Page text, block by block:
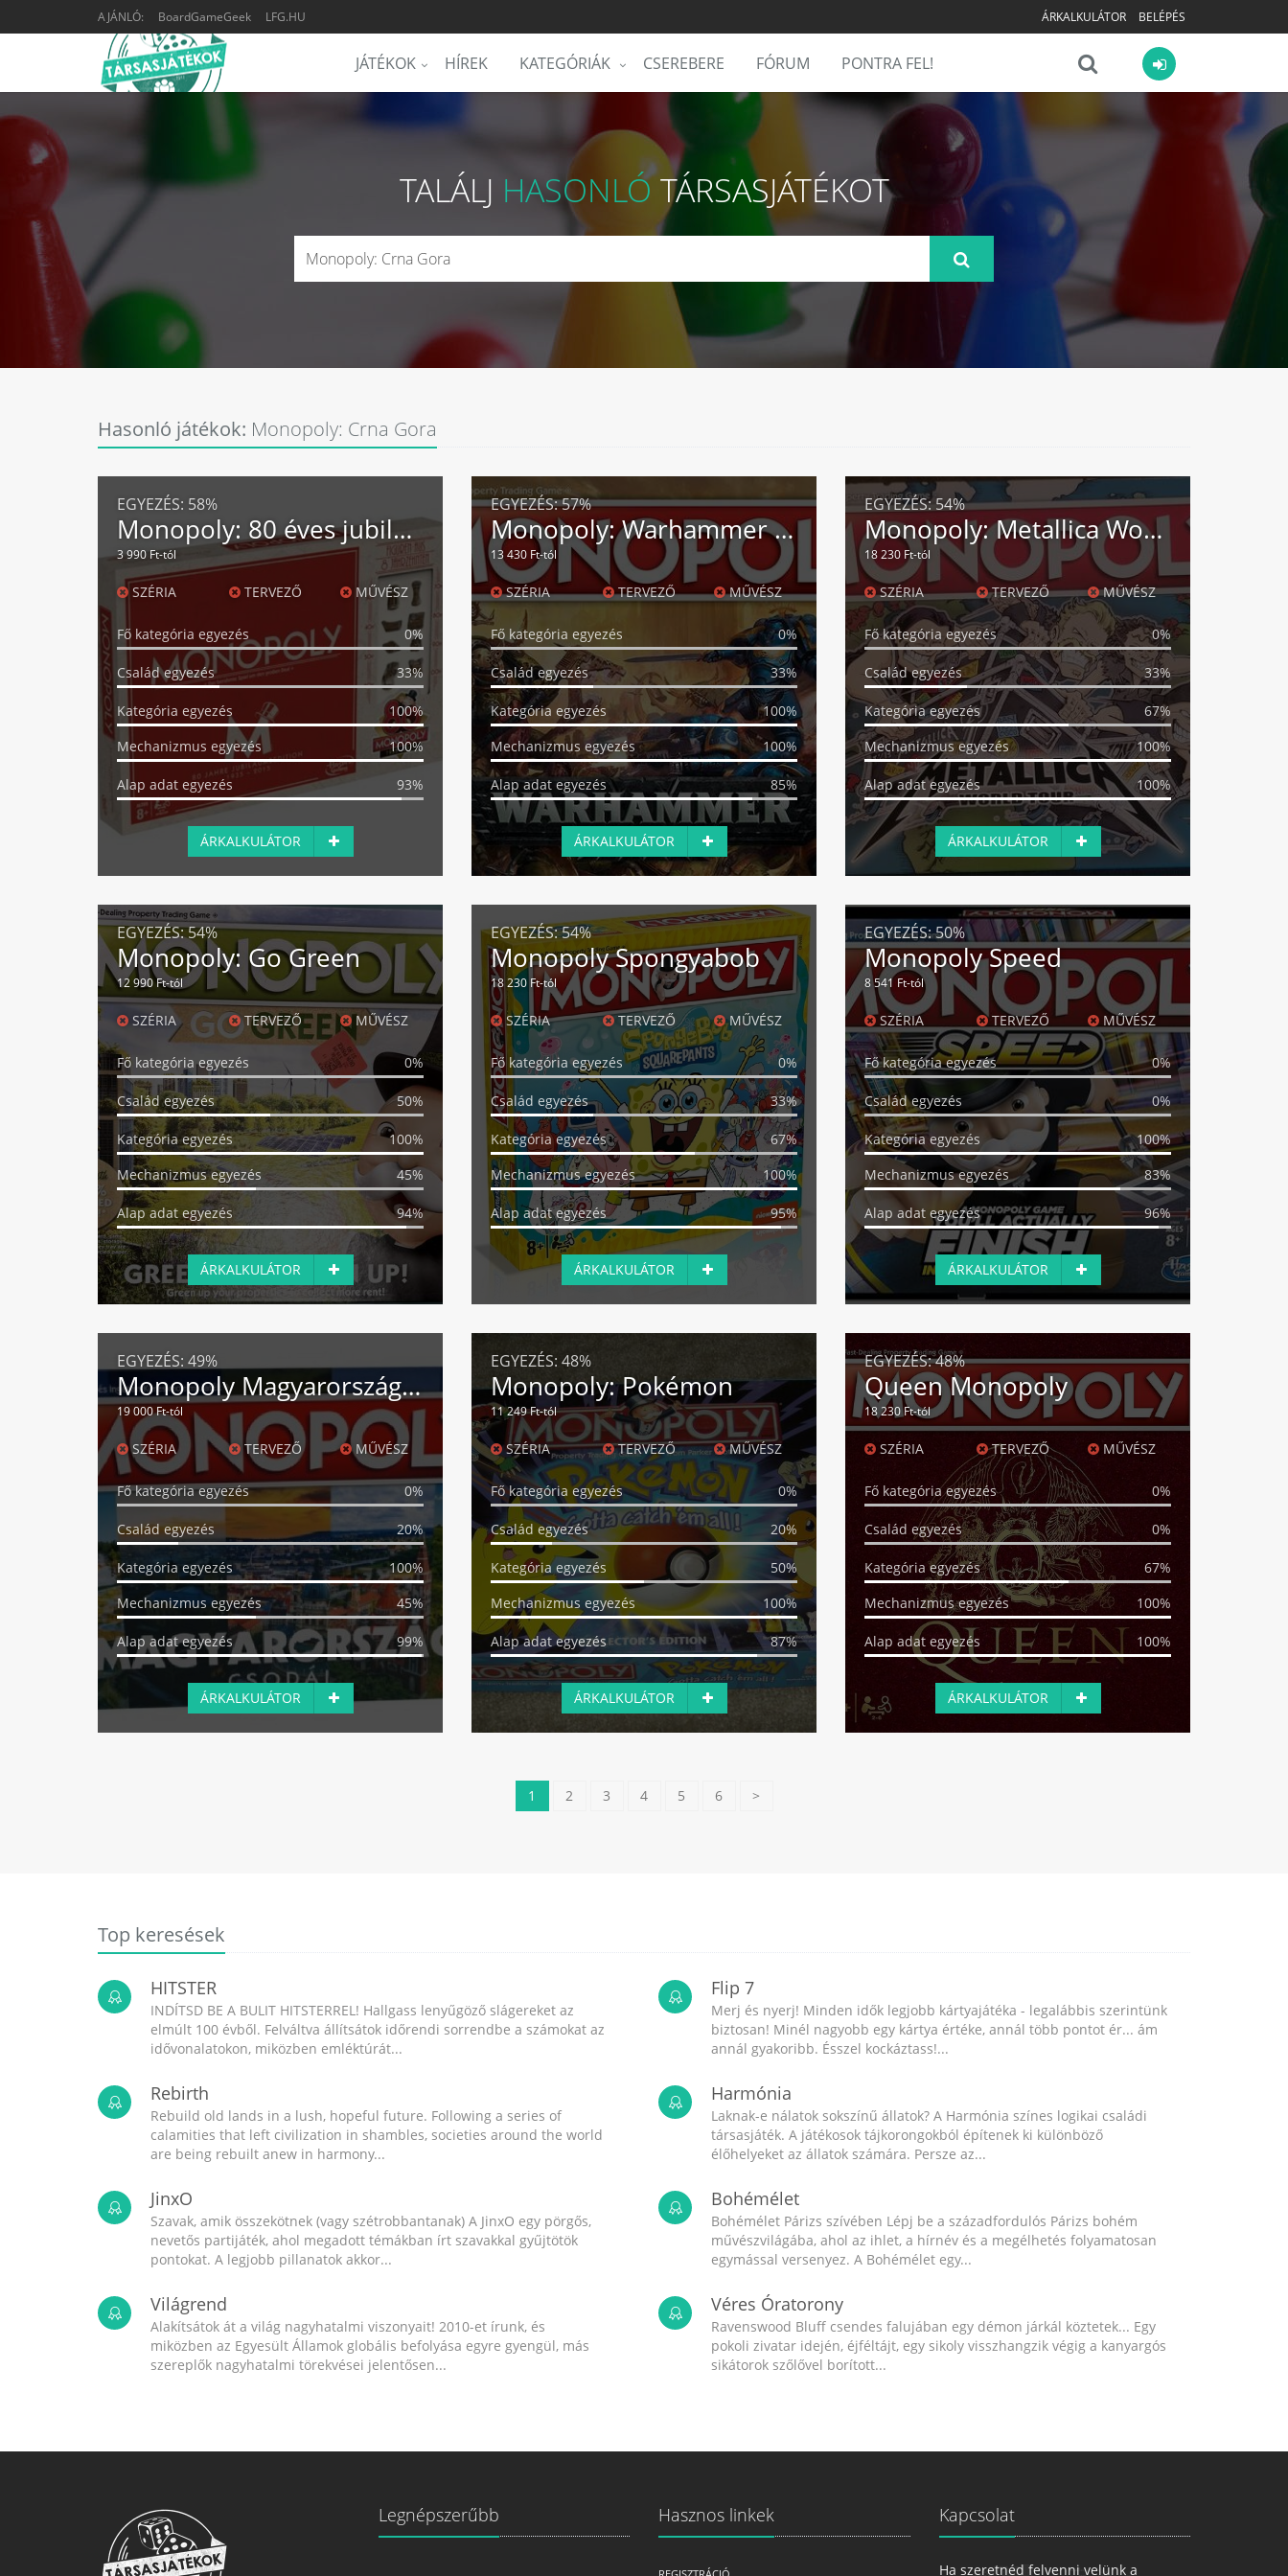
AJÁNLÓ: BoardGameGeek LFG.HU ÁRKALKULÁTOR BELÉPÉS
JÁTÉKOK HÍREK KATEGÓRIÁK CSEREBERE FÓRUM PONTRA FEL!
TALÁLJ HASONLÓTÁRSASJÁTÉKOT
Hasonló játékok: Monopoly: Crna Gora
EGYEZÉS: 58%
Monopoly: 80 éves jubileumi kiadás
3 990 Ft-tól
SZÉRIA TERVEZŐ MŰVÉSZ
Fő kategória egyezés 0%
Család egyezés 33%
Kategória egyezés
100%
Mechanizmus egyezés
100%
Alap adat egyezés 93%
ÁRKALKULÁTOR
EGYEZÉS:57%
Monopoly: Warhammer 40,000
13 430 Ft-tól
SZÉRIA TERVEZŐ MŰVÉSZ
Fő kategória egyezés 0%
Család egyezés 33%
Kategória egyezés
100%
Mechanizmus egyezés
100%
Alap adat egyezés 85%
ÁRKALKULÁTOR
EGYEZÉS:54%
Monopoly: Metallica World Tour
18 230 Ft-tól
SZÉRIA TERVEZŐ MŰVÉSZ
Fő kategória egyezés 0%
Család egyezés 33%
Kategória egyezés
67%
Mechanizmus egyezés
100%
Alap adat egyezés 100%
ÁRKALKULÁTOR
EGYEZÉS:54%
Monopoly: Go Green
12 990 Ft-tól
SZÉRIA TERVEZŐ MŰVÉSZ
Fő kategória egyezés 0%
Család egyezés 50%
Kategória egyezés
100%
Mechanizmus egyezés
45%
Alap adat egyezés 94%
ÁRKALKULÁTOR
EGYEZÉS:54%
Monopoly Spongyabob
18 230 Ft-tól
SZÉRIA TERVEZŐ MŰVÉSZ
Fő kategória egyezés 0%
Család egyezés 33%
Kategória egyezés
67%
Mechanizmus egyezés
100%
Alap adat egyezés 95%
ÁRKALKULÁTOR
EGYEZÉS:50%
Monopoly Speed
8 541 Ft-tól
SZÉRIA TERVEZŐ MŰVÉSZ
Fő kategória egyezés 0%
Család egyezés 0%
Kategória egyezés
100%
Mechanizmus egyezés
83%
Alap adat egyezés 96%
ÁRKALKULÁTOR
EGYEZÉS: 49%
Monopoly Magyarország csodái
19 000 Ft-tól
SZÉRIA TERVEZŐ MŰVÉSZ
Fő kategória egyezés 0%
Család egyezés 20%
Kategória egyezés
100%
Mechanizmus egyezés
45%
Alap adat egyezés 99%
ÁRKALKULÁTOR
EGYEZÉS: 48%
Monopoly: Pokémon
11 249 Ft-tól
SZÉRIA TERVEZŐ MŰVÉSZ
Fő kategória egyezés 0%
Család egyezés 20%
Kategória egyezés
50%
Mechanizmus egyezés
100%
Alap adat egyezés 87%
ÁRKALKULÁTOR
EGYEZÉS:48%
Queen Monopoly
18 230 Ft-tól
SZÉRIA TERVEZŐ MŰVÉSZ
Fő kategória egyezés 0%
Család egyezés 0%
Kategória egyezés
67%
Mechanizmus egyezés
100%
Alap adat egyezés 100%
ÁRKALKULÁTOR
1 2 3 4 5 6 >
Top keresések
HITSTER
INDÍTSD BE A BULIT HITSTERREL! Hallgass lenyűgöző slágereket az
elmúlt 100 évből. Felváltva állítsátok időrendi sorrendbe a számokat az
idővonalatokon, miközben emléktúrát...
Rebirth
Rebuild old lands in a lush, hopeful future. Following a series of
calamities that left civilization in shambles, societies around the world
are being rebuilt anew in harmony...
JinxO
Szavak, amik összekötnek (vagy szétrobbantanak) A JinxO egy pörgős,
nevetős partijáték, ahol megadott témákban írt szavakkal gyűjtötök
pontokat. A legjobb pillanatok akkor...
Világrend
Alakítsátok át a világ nagyhatalmi viszonyait! 2010-et írunk, és
miközben az Egyesült Államok globális befolyása egyre gyengül, más
szereplők nagyhatalmi törekvései jelentősen...
Flip 7
Merj és nyerj! Minden idők legjobb kártyajátéka - legalábbis szerintünk
biztosan! Minél nagyobb egy kártya értéke, annál több pontot ér... ám
annál gyakoribb. Ésszel kockáztass!...
Harmónia
Laknak-e nálatok sokszínű állatok? A Harmónia színes logikai családi
társasjáték. A játékosok tájkorongokból építenek ki különböző
élőhelyeket az állatok számára. Persze az...
Bohémélet
Bohémélet Párizs szívében Lépj be a századfordulós Párizs bohém
művészvilágába, ahol az ihlet, a hírnév és a megélhetés folyamatosan
egymással versenyez. A Bohémélet egy...
Véres Óratorony
Ravenswood Bluff csendes falujában egy démon járkál köztetek... Egy
pokoli zivatar idején, éjféltájt, egy sikoly visszhangzik végig a kanyargós
sikátorok szőlővel borított...
Legnépszerűbb Hasznos linkek Kapcsolat
Ha szeretnéd felvenni velünk a